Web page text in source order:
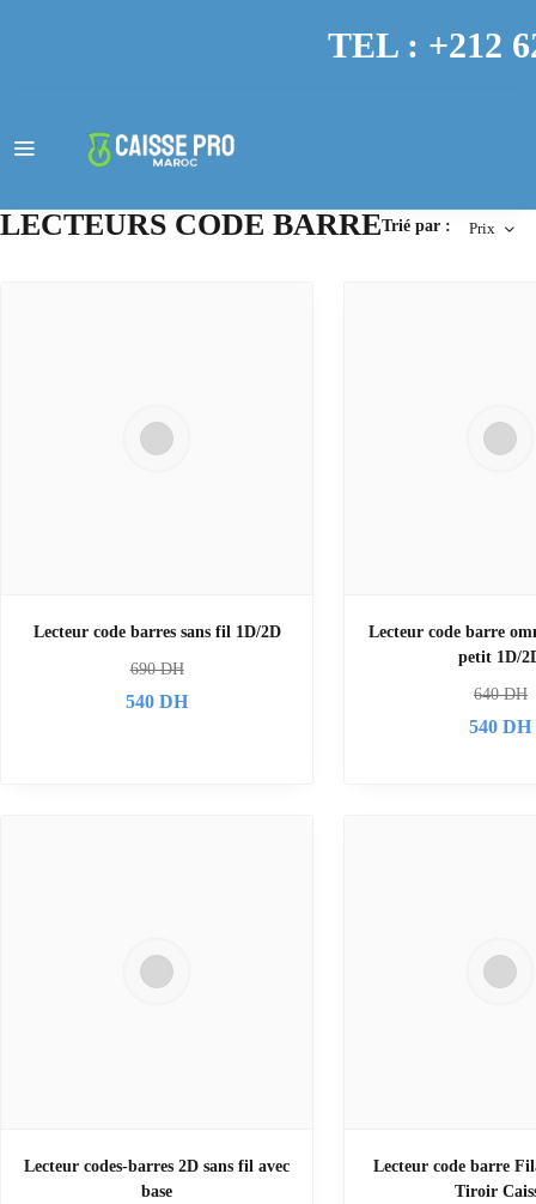
TEL : +212
LECTEURS CODE BARRETrié par : Prix
Lecteur code barres sans fil 1D/2D
690DH
540 DH
Lecteur code barre
petit 1D/
640DH
540 DH
Lecteur codes-barres 2D sans fil avec
base
Lecteur code barre
Tiroir